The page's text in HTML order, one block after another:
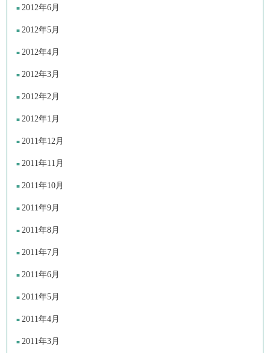
2012年6月
2012年5月
2012年4月
2012年3月
2012年2月
2012年1月
2011年12月
2011年11月
2011年10月
2011年9月
2011年8月
2011年7月
2011年6月
2011年5月
2011年4月
2011年3月